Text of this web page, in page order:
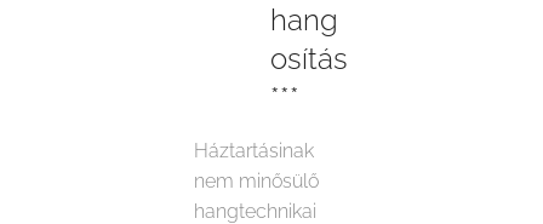
hang
osítás
***
Háztartásinak
nem minősülő
hangtechnikai